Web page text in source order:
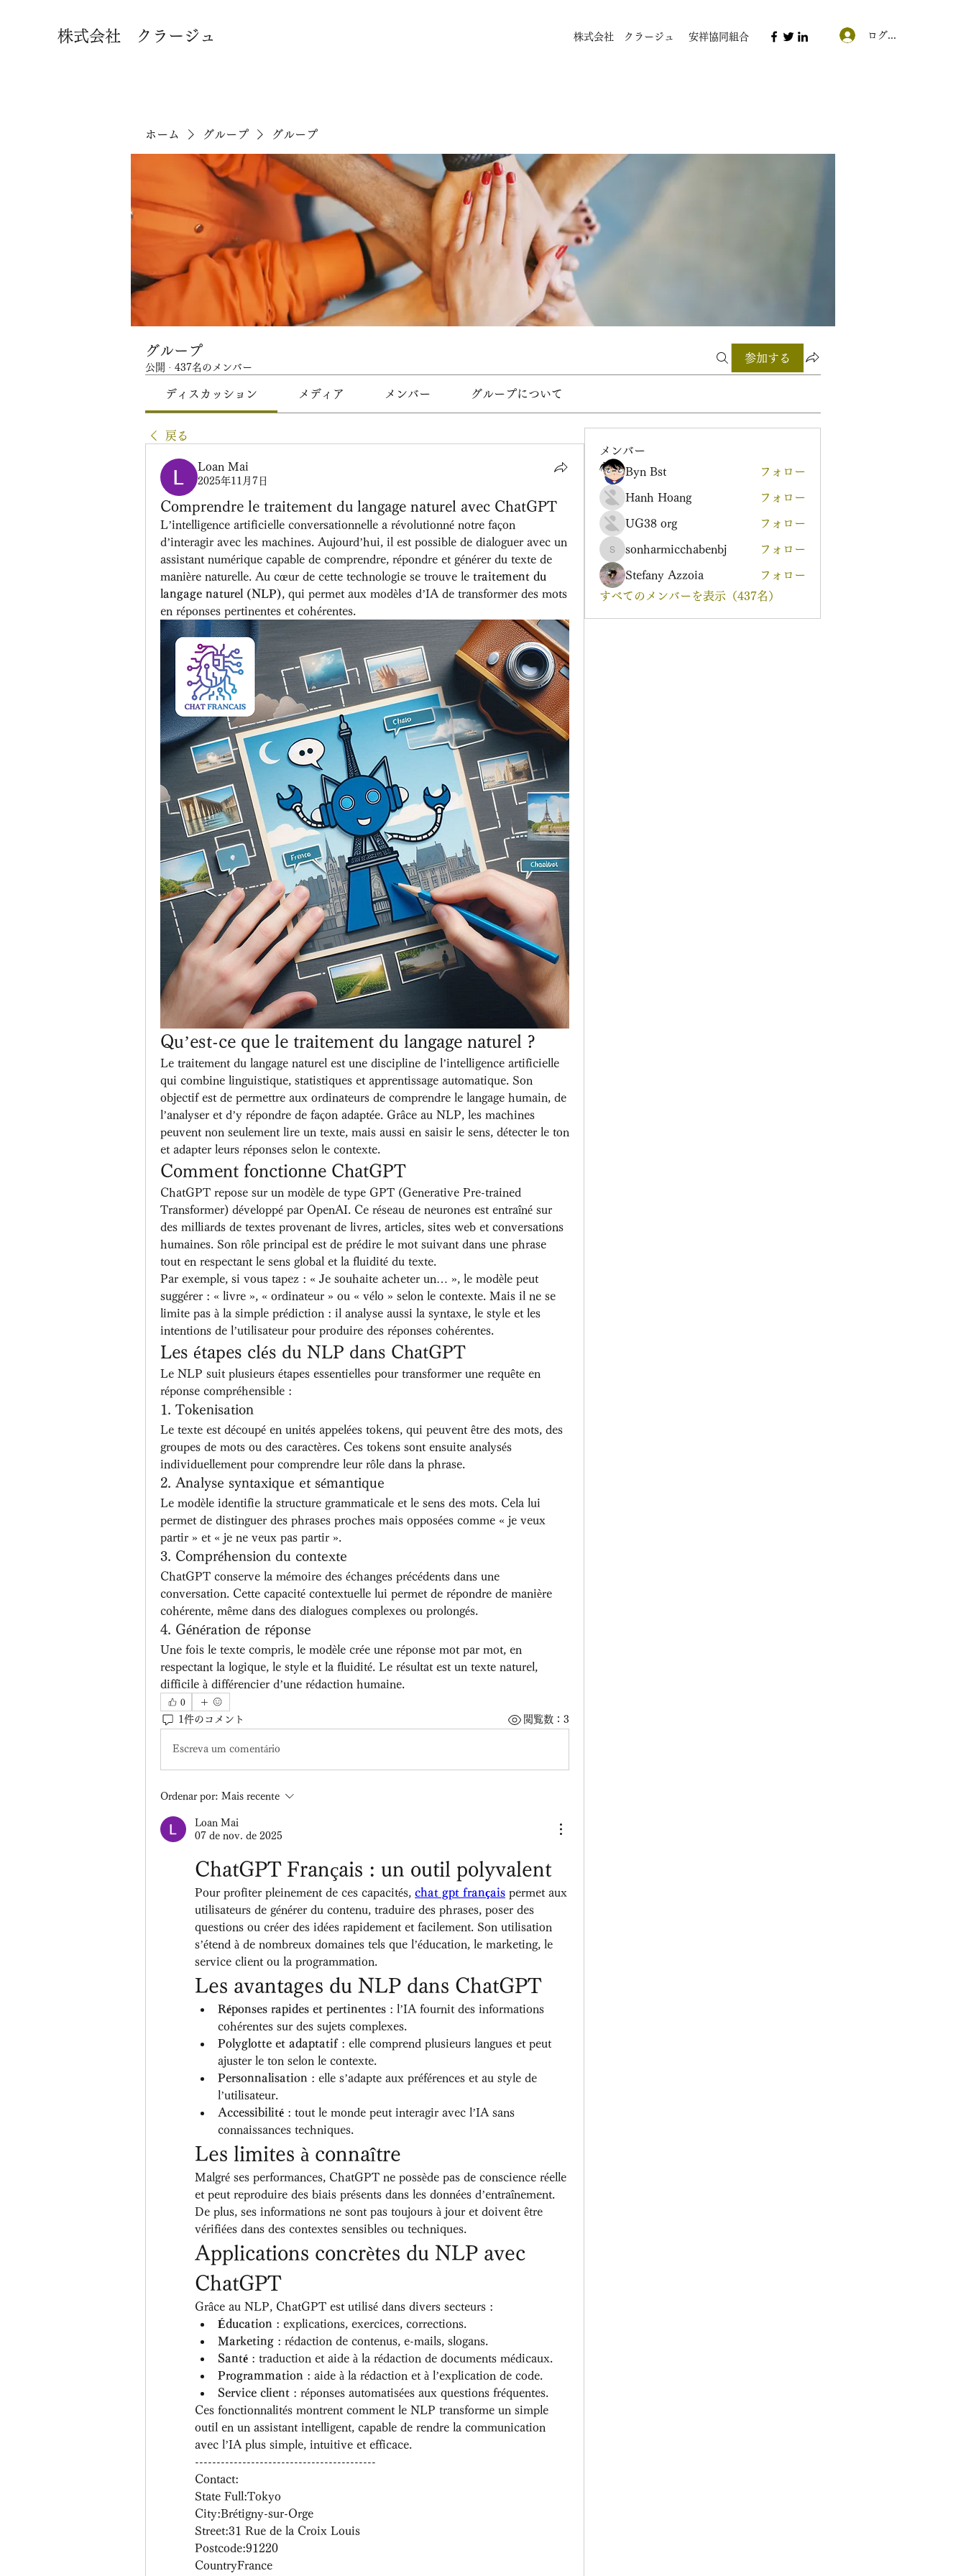
株式会社 クラージュ 株式会社 クラージュ 安祥協同組合 ログイン
ホーム グループ グループ
グループ
公開 · 437名のメンバー
参加する
ディスカッション メディア メンバー グループについて
戻る
Loan Mai
2025年11月7日
Comprendre le traitement du langage naturel avec ChatGPT
L’intelligence artificielle conversationnelle a révolutionné notre façon
d’interagir avec les machines. Aujourd’hui, il est possible de dialoguer avec un
assistant numérique capable de comprendre, répondre et générer du texte de
manière naturelle. Au cœur de cette technologie se trouve le traitement du
langage naturel (NLP), qui permet aux modèles d’IA de transformer des mots
en réponses pertinentes et cohérentes.
Qu’est-ce que le traitement du langage naturel ?
Le traitement du langage naturel est une discipline de l’intelligence artificielle
qui combine linguistique, statistiques et apprentissage automatique. Son
objectif est de permettre aux ordinateurs de comprendre le langage humain, de
l’analyser et d’y répondre de façon adaptée. Grâce au NLP, les machines
peuvent non seulement lire un texte, mais aussi en saisir le sens, détecter le ton
et adapter leurs réponses selon le contexte.
Comment fonctionne ChatGPT
ChatGPT repose sur un modèle de type GPT (Generative Pre-trained
Transformer) développé par OpenAI. Ce réseau de neurones est entraîné sur
des milliards de textes provenant de livres, articles, sites web et conversations
humaines. Son rôle principal est de prédire le mot suivant dans une phrase
tout en respectant le sens global et la fluidité du texte.
Par exemple, si vous tapez : « Je souhaite acheter un… », le modèle peut
suggérer : « livre », « ordinateur » ou « vélo » selon le contexte. Mais il ne se
limite pas à la simple prédiction : il analyse aussi la syntaxe, le style et les
intentions de l’utilisateur pour produire des réponses cohérentes.
Les étapes clés du NLP dans ChatGPT
Le NLP suit plusieurs étapes essentielles pour transformer une requête en
réponse compréhensible :
1. Tokenisation
Le texte est découpé en unités appelées tokens, qui peuvent être des mots, des
groupes de mots ou des caractères. Ces tokens sont ensuite analysés
individuellement pour comprendre leur rôle dans la phrase.
2. Analyse syntaxique et sémantique
Le modèle identifie la structure grammaticale et le sens des mots. Cela lui
permet de distinguer des phrases proches mais opposées comme « je veux
partir » et « je ne veux pas partir ».
3. Compréhension du contexte
ChatGPT conserve la mémoire des échanges précédents dans une
conversation. Cette capacité contextuelle lui permet de répondre de manière
cohérente, même dans des dialogues complexes ou prolongés.
4. Génération de réponse
Une fois le texte compris, le modèle crée une réponse mot par mot, en
respectant la logique, le style et la fluidité. Le résultat est un texte naturel,
difficile à différencier d’une rédaction humaine.
0
1件のコメント 閲覧数：3
Escreva um comentário
Ordenar por: Mais recente
Loan Mai
07 de nov. de 2025
ChatGPT Français : un outil polyvalent
Pour profiter pleinement de ces capacités, chat gpt français permet aux
utilisateurs de générer du contenu, traduire des phrases, poser des
questions ou créer des idées rapidement et facilement. Son utilisation
s’étend à de nombreux domaines tels que l’éducation, le marketing, le
service client ou la programmation.
Les avantages du NLP dans ChatGPT
Réponses rapides et pertinentes : l’IA fournit des informations
cohérentes sur des sujets complexes.
Polyglotte et adaptatif : elle comprend plusieurs langues et peut
ajuster le ton selon le contexte.
Personnalisation : elle s’adapte aux préférences et au style de
l’utilisateur.
Accessibilité : tout le monde peut interagir avec l’IA sans
connaissances techniques.
Les limites à connaître
Malgré ses performances, ChatGPT ne possède pas de conscience réelle
et peut reproduire des biais présents dans les données d’entraînement.
De plus, ses informations ne sont pas toujours à jour et doivent être
vérifiées dans des contextes sensibles ou techniques.
Applications concrètes du NLP avec
ChatGPT
Grâce au NLP, ChatGPT est utilisé dans divers secteurs :
Éducation : explications, exercices, corrections.
Marketing : rédaction de contenus, e-mails, slogans.
Santé : traduction et aide à la rédaction de documents médicaux.
Programmation : aide à la rédaction et à l’explication de code.
Service client : réponses automatisées aux questions fréquentes.
Ces fonctionnalités montrent comment le NLP transforme un simple
outil en un assistant intelligent, capable de rendre la communication
avec l’IA plus simple, intuitive et efficace.
------------------------------------------
Contact:
State Full:Tokyo
City:Brétigny-sur-Orge
Street:31 Rue de la Croix Louis
Postcode:91220
CountryFrance
メンバー
Byn Bst
フォロー
Hanh Hoang フォロー
UG38 org フォロー
sonharmicchabenbj
sonharmicchabenbj フォロー
Stefany Azzoia
フォロー
すべてのメンバーを表示（437名）